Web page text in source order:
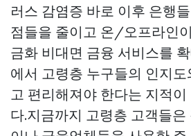
러스 감염증 바로 이후 은행
점들을 줄이고 온/오프라인
금화 비대면 금융 서비스를
에서 고령층 누구들의 인지도
고 편리해져야 한다는 지적
다.지금까지 고령층 고객들은